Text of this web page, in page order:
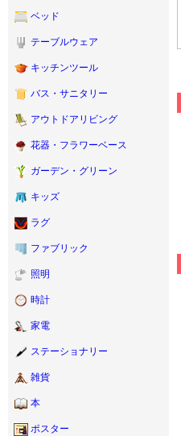
ベッド
テーブルウェア
キッチンツール
バス・サニタリー
アウトドアリビング
花器・フラワーベース
ガーデン・グリーン
キッズ
ラグ
ファブリック
照明
時計
家電
ステーショナリー
雑貨
本
ポスター